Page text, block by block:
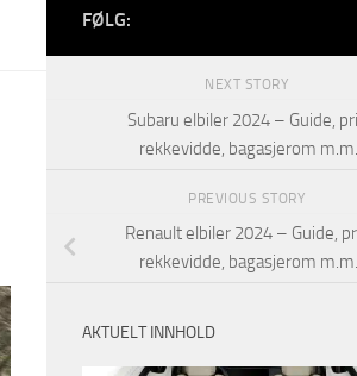
FØLG:
NEXT STORY
Subaru elbiler 2024 – Guide,
rekkevidde, bagasjerom m.m.
PREVIOUS STORY
Renault elbiler 2024 – Guide,
rekkevidde, bagasjerom m.m.
AKTUELT INNHOLD